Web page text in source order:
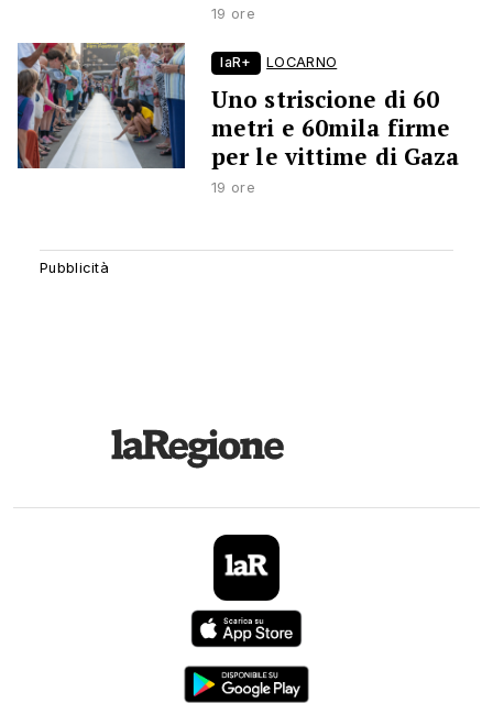
19 ore
laR+ LOCARNO
Uno striscione di 60
metri e 60mila firme
per le vittime di Gaza
19 ore